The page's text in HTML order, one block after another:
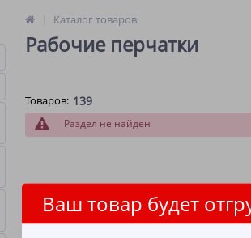
Ваш товар будет
Каталог товаров
Рабочие перчатки
Товаров: 139
Раздел не найден